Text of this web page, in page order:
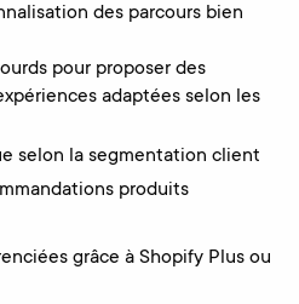
des parcours bien
lourds pour proposer des
adaptées selon les
selon la segmentation client
produits
grâce à Shopify Plus ou